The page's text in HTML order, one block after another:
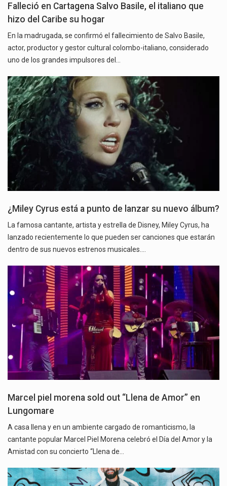
Falleció en Cartagena Salvo Basile, el italiano que
hizo del Caribe su hogar
En la madrugada, se confirmó el fallecimiento de Salvo Basile,
actor, productor y gestor cultural colombo-italiano, considerado
uno de los grandes impulsores del…
¿Miley Cyrus está a punto de lanzar su nuevo álbum?
La famosa cantante, artista y estrella de Disney, Miley Cyrus, ha
lanzado recientemente lo que pueden ser canciones que estarán
dentro de sus nuevos estrenos musicales.…
Marcel piel morena sold out “Llena de Amor” en
Lungomare
A casa llena y en un ambiente cargado de romanticismo, la
cantante popular Marcel Piel Morena celebró el Día del Amor y la
Amistad con su concierto “Llena de…